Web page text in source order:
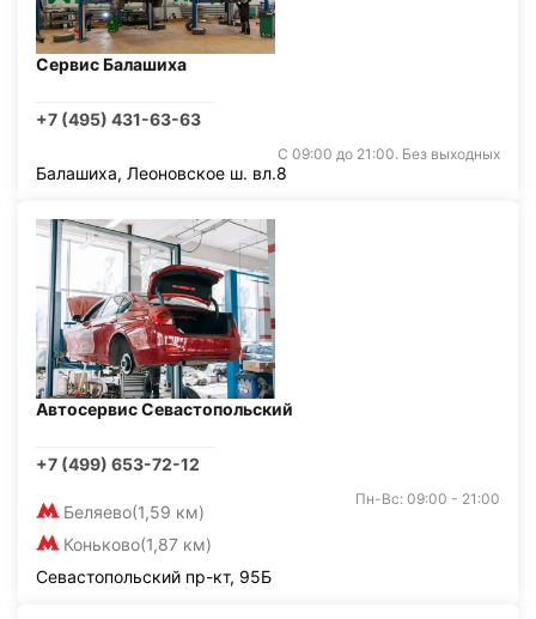
Сервис Балашиха
+7 (495) 431-63-63
С 09:00 до 21:00. Без выходных
Балашиха, Леоновское ш. вл.8
Автосервис Севастопольский
+7 (499) 653-72-12
Беляево(1,59 км)
Коньково(1,87 км)
Пн-Вс: 09:00 - 21:00
Севастопольский пр-кт, 95Б